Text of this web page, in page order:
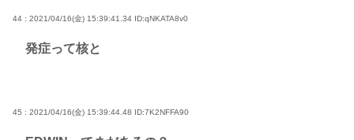
44 : 2021/04/16(金) 15:39:41.34 ID:qNKATA8v0
発症って核と
45 : 2021/04/16(金) 15:39:44.48 ID:7K2NFFA90